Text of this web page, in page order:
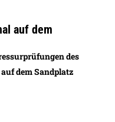
auf dem
des
dem Sandplatz